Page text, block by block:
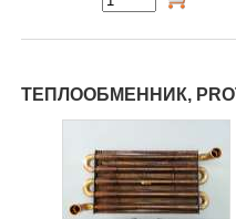
ТЕПЛООБМЕННИК,